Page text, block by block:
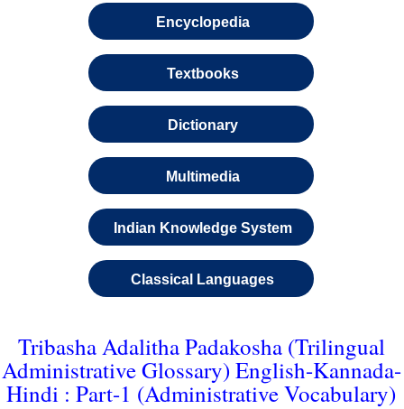
Encyclopedia
Textbooks
Dictionary
Multimedia
Indian Knowledge System
Classical Languages
Tribasha Adalitha Padakosha (Trilingual
Administrative Glossary) English-Kannada-
Hindi : Part-1 (Administrative Vocabulary)